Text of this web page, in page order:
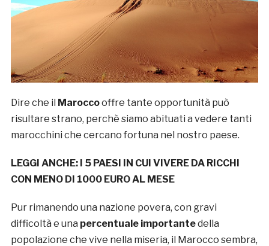
Dire che il Maroccooffre tante opportunità può
risultare strano, perchè siamo abituati a vedere tanti
marocchini che cercano fortuna nel nostro paese.
LEGGI ANCHE: I 5 PAESI IN CUI VIVERE DA RICCHI
CON MENO DI 1000 EURO AL MESE
Pur rimanendo una nazione povera, con gravi
difficoltà e una percentuale importantedella
popolazione che vive nella miseria, il Marocco sembra,